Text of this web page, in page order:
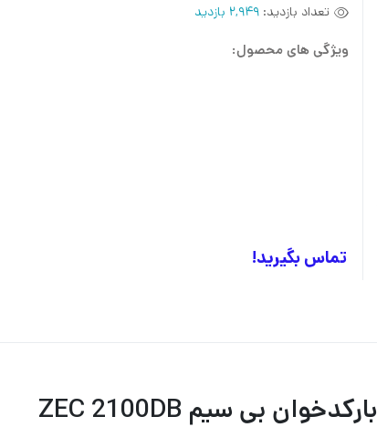
تعداد بازدید:2,949 بازدید
ویژگی های محصول:
تماس بگیرید!
بارکدخوان بی سیم ZEC 2100DB